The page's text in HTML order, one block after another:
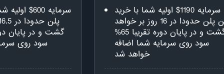
سرمایه 600$
سود روی
سرمایه 1190$ اولیه شما با خرید
این پلن حدودا در 16 روز بر خواهد
گشت و در پایان دوره تقریبا 65%
سود روی سرمایه شما اضافه
خواهد شد